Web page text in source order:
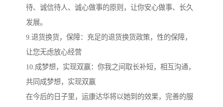
待、诚信待人、诚心做事的原则，让你安心做事、长久
发展。
9.退货换货，保障：充足的退货换货政策，性的保障，
让您无虑放心经营
10.成梦想，实现双赢：你我之间取长补短，相互沟通，
共同成梦想，实现双赢
在今后的日子里，运康达华将以她到的效果，完善的服